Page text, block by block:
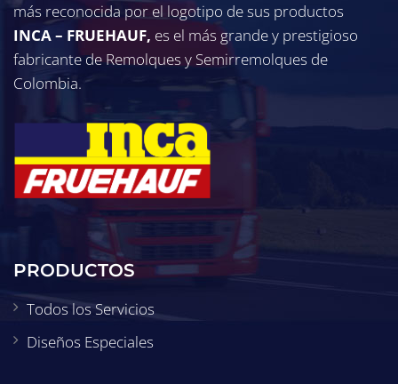
más reconocida por el logotipo de sus productos
INCA – FRUEHAUF, es el más grande y prestigioso
fabricante de Remolques y Semirremolques de
Colombia.
PRODUCTOS
Todos los Servicios
Diseños Especiales